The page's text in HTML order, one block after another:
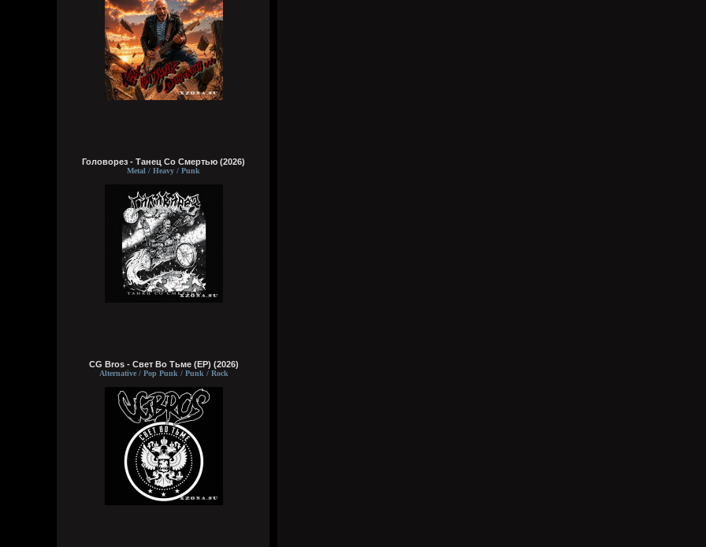
Головорез - Tанец Со Смертью (2026)
Metal / Heavy / Punk
CG Bros - Свет Во Тьме (EP) (2026)
Alternative / Pop Punk / Punk / Rock